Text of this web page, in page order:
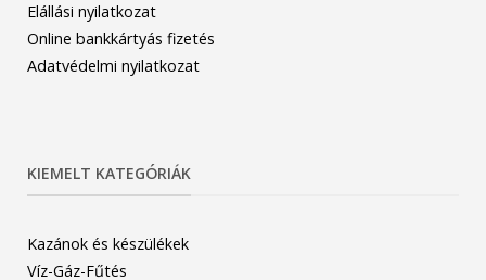
Elállási nyilatkozat
Online bankkártyás fizetés
Adatvédelmi nyilatkozat
KIEMELT KATEGÓRIÁK
Kazánok és készülékek
Víz-Gáz-Fűtés